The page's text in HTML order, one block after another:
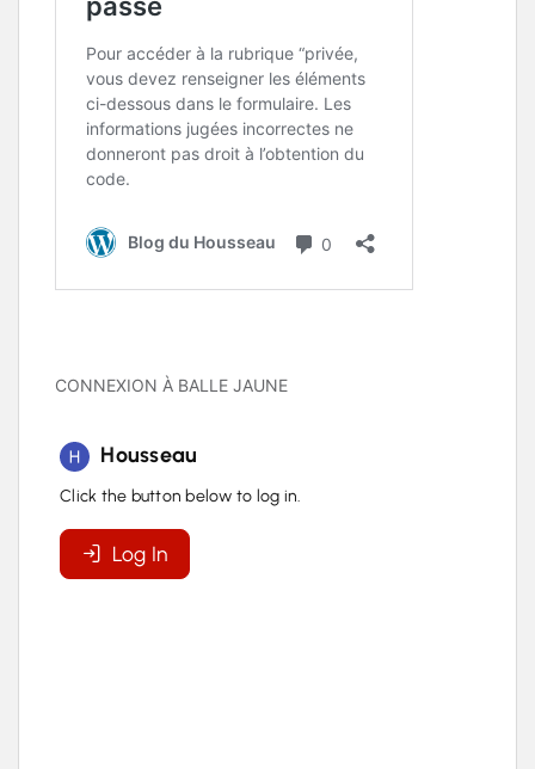
CONNEXION À BALLE JAUNE